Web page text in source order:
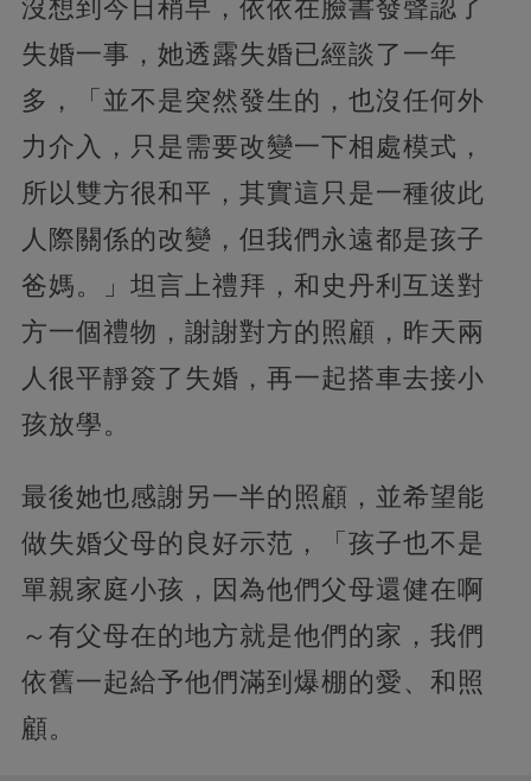
沒想到今日稍早，依依在臉書發聲認了
失婚一事，她透露失婚已經談了一年
多，「並不是突然發生的，也沒任何外
力介入，只是需要改變一下相處模式，
所以雙方很和平，其實這只是一種彼此
人際關係的改變，但我們永遠都是孩子
爸媽。」坦言上禮拜，和史丹利互送對
方一個禮物，謝謝對方的照顧，昨天兩
人很平靜簽了失婚，再一起搭車去接小
孩放學。
最後她也感謝另一半的照顧，並希望能
做失婚父母的良好示范，「孩子也不是
單親家庭小孩，因為他們父母還健在啊
～有父母在的地方就是他們的家，我們
依舊一起給予他們滿到爆棚的愛、和照
顧。